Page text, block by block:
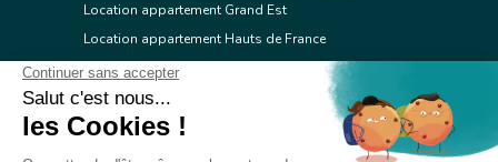
Location appartement Grand Est
Location appartement Hauts de France
Location appartement Ile de France
Location appartement Centre Val de Loire
Location appartement Occitanie